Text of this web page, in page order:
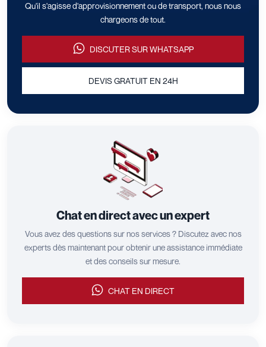
Qu'il s'agisse d'approvisionnement ou de transport, nous nous
chargeons de tout.
DISCUTER SUR WHATSAPP
DEVIS GRATUIT EN 24H
Chat en direct avec un expert
Vous avez des questions sur nos services ? Discutez avec nos
experts dès maintenant pour obtenir une assistance immédiate
et des conseils sur mesure.
CHAT EN DIRECT